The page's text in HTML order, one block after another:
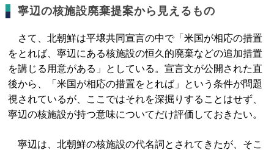
寧辺の核施設廃棄提案から見えるもの
さて、北朝鮮は平壌共同宣言の中で「米国が相応の措置
をとれば、寧辺にある核施設の恒久的廃棄などの追加措置
を講じる用意がある」としている。宣言文が公開された直
後から、「米国が相応の措置をとれば」という条件が問題
視されているが、ここではそれを深掘りすることはせず、
寧辺の核施設が持つ意味についてだけ評価しておきたい。
寧辺は、北朝鮮の核施設の代名詞とされてきたが、そこ